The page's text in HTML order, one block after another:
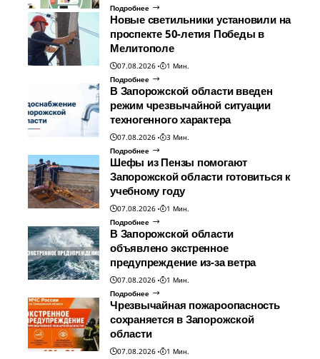
Подробнее
Новые светильники установили на
проспекте 50-летия Победы в
Мелитополе
07.08.2026
1 Мин.
Подробнее
В Запорожской области введен
режим чрезвычайной ситуации
техногенного характера
07.08.2026
3 Мин.
Подробнее
Шефы из Пензы помогают
Запорожской области готовиться к
учебному году
07.08.2026
1 Мин.
Подробнее
В Запорожской области
объявлено экстренное
предупреждение из-за ветра
07.08.2026
1 Мин.
Подробнее
Чрезвычайная пожароопасность
сохраняется в Запорожской
области
07.08.2026
1 Мин.